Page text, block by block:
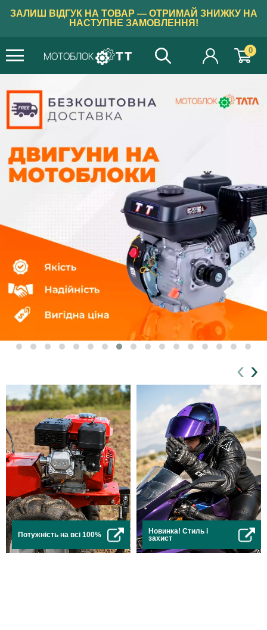
ЗАЛИШ ВІДГУК НА ТОВАР — ОТРИМАЙ ЗНИЖКУ НА
НАСТУПНЕ ЗАМОВЛЕННЯ!
0
Потужність на всі 100%
Новинка! Стиль і
захист
‹ ›